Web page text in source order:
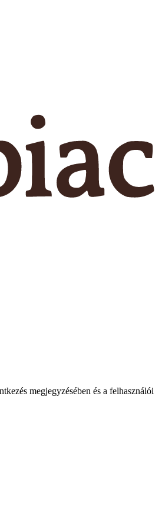
megjegyzésében és a felhasználói